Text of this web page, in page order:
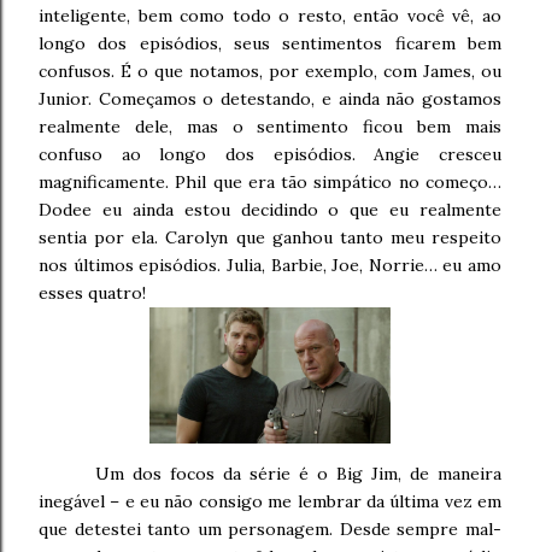
inteligente, bem como todo o resto, então você vê, ao
longo dos episódios, seus sentimentos ficarem bem
confusos. É o que notamos, por exemplo, com James, ou
Junior. Começamos o detestando, e ainda não gostamos
realmente dele, mas o sentimento ficou bem mais
confuso ao longo dos episódios. Angie cresceu
magnificamente. Phil que era tão simpático no começo…
Dodee eu ainda estou decidindo o que eu realmente
sentia por ela. Carolyn que ganhou tanto meu respeito
nos últimos episódios. Julia, Barbie, Joe, Norrie… eu amo
esses quatro!
Um dos focos da série é o Big Jim, de maneira
inegável – e eu não consigo me lembrar da última vez em
que detestei tanto um personagem. Desde sempre mal-